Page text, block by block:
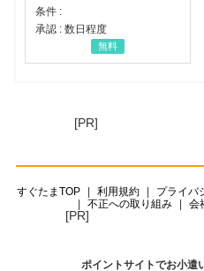
条件 :
承認 : 数日程度
無料
[PR]
すぐたまTOP 利用規約 プライバ
不正への取り組み
会
[PR]
ポイントサイトでお小遣